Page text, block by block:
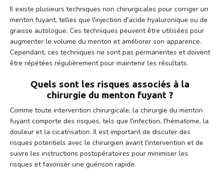
Il existe plusieurs techniques non chirurgicales pour corriger un
menton fuyant, telles que l'injection d'acide hyaluronique ou de
graisse autologue. Ces techniques peuvent être utilisées pour
augmenter le volume du menton et améliorer son apparence.
Cependant, ces techniques ne sont pas permanentes et doivent
être répétées régulièrement pour maintenir les résultats.
Quels sont les risques associés à la
chirurgie du menton fuyant ?
Comme toute intervention chirurgicale, la chirurgie du menton
fuyant comporte des risques, tels que l'infection, l'hématome, la
douleur et la cicatrisation. Il est important de discuter des
risques potentiels avec le chirurgien avant l'intervention et de
suivre les instructions postopératoires pour minimiser les
risques et favoriser une guérison rapide.